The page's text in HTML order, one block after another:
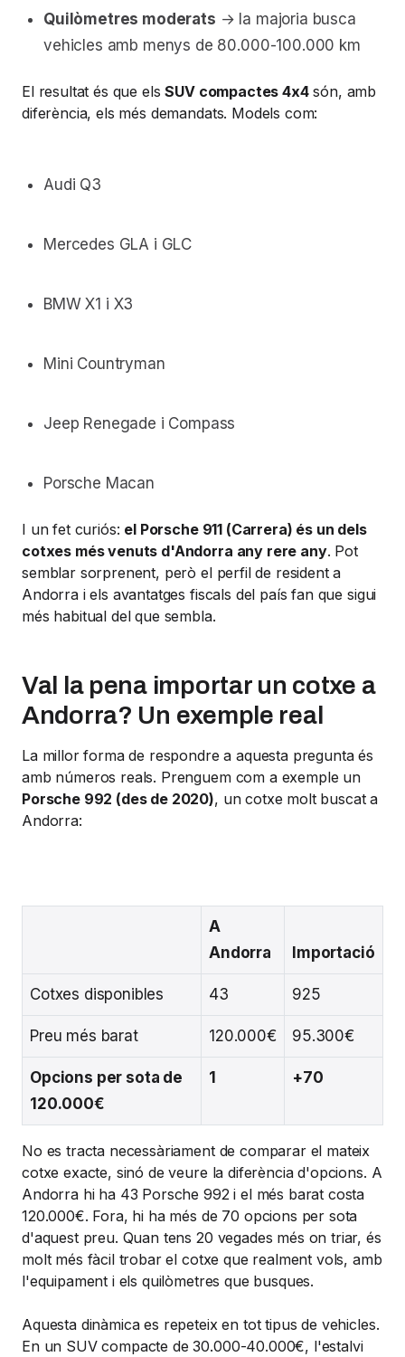
Quilòmetres moderats → la majoria busca
vehicles amb menys de 80.000-100.000 km
El resultat és que elsSUV compactes 4x4són, amb
diferència, els més demandats. Models com:
Audi Q3
Mercedes GLA i GLC
BMW X1 i X3
Mini Countryman
Jeep Renegade i Compass
Porsche Macan
I un fet curiós: el Porsche 911 (Carrera) és un dels
cotxes més venuts d'Andorra any rere any. Pot
semblar sorprenent, però el perfil de resident a
Andorra i els avantatges fiscals del país fan que sigui
més habitual del que sembla.
Val la pena importar un cotxe a
Andorra? Un exemple real
La millor forma de respondre a aquesta pregunta és
amb números reals. Prenguem com a exemple un
Porsche 992 (des de 2020), un cotxe molt buscat a
Andorra:
A
Andorra
Importació
Cotxes disponibles 43 925
Preu més barat 120.000€ 95.300€
Opcions per sota de
120.000€
1 +70
No es tracta necessàriament de comparar el mateix
cotxe exacte, sinó de veure la diferència d'opcions. A
Andorra hi ha 43 Porsche 992 i el més barat costa
120.000€. Fora, hi ha més de 70 opcions per sota
d'aquest preu. Quan tens 20 vegades més on triar, és
molt més fàcil trobar el cotxe que realment vols, amb
l'equipament i els quilòmetres que busques.
Aquesta dinàmica es repeteix en tot tipus de vehicles.
En un SUV compacte de 30.000-40.000€, l'estalvi